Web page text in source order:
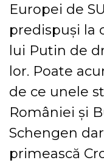
Europei de
predispuşi la
lui Putin de
lor. Poate
de ce unele
României şi
Schengen
primească